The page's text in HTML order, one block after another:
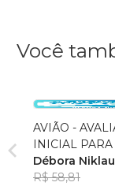
Você
AVIÃO -
INICIAL PARA
Débora
R$ 58,81